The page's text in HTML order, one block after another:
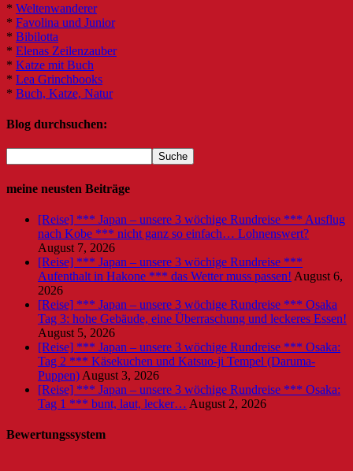
* Weltenwanderer
* Favolina und Junior
* Bibilotta
* Elenas Zeilenzauber
* Katze mit Buch
* Lea Grinchbooks
* Buch, Katze, Natur
Blog durchsuchen:
meine neusten Beiträge
[Reise] *** Japan – unsere 3 wöchige Rundreise *** Ausflug
nach Kobe *** nicht ganz so einfach… Lohnenswert?
August 7, 2026
[Reise] *** Japan – unsere 3 wöchige Rundreise ***
Aufenthalt in Hakone *** das Wetter muss passen! August 6,
2026
[Reise] *** Japan – unsere 3 wöchige Rundreise *** Osaka
Tag 3: hohe Gebäude, eine Überraschung und leckeres Essen!
August 5, 2026
[Reise] *** Japan – unsere 3 wöchige Rundreise *** Osaka:
Tag 2 *** Käsekuchen und Katsuo-ji Tempel (Daruma-
Puppen) August 3, 2026
[Reise] *** Japan – unsere 3 wöchige Rundreise *** Osaka:
Tag 1 *** bunt, laut, lecker… August 2, 2026
Bewertungssystem